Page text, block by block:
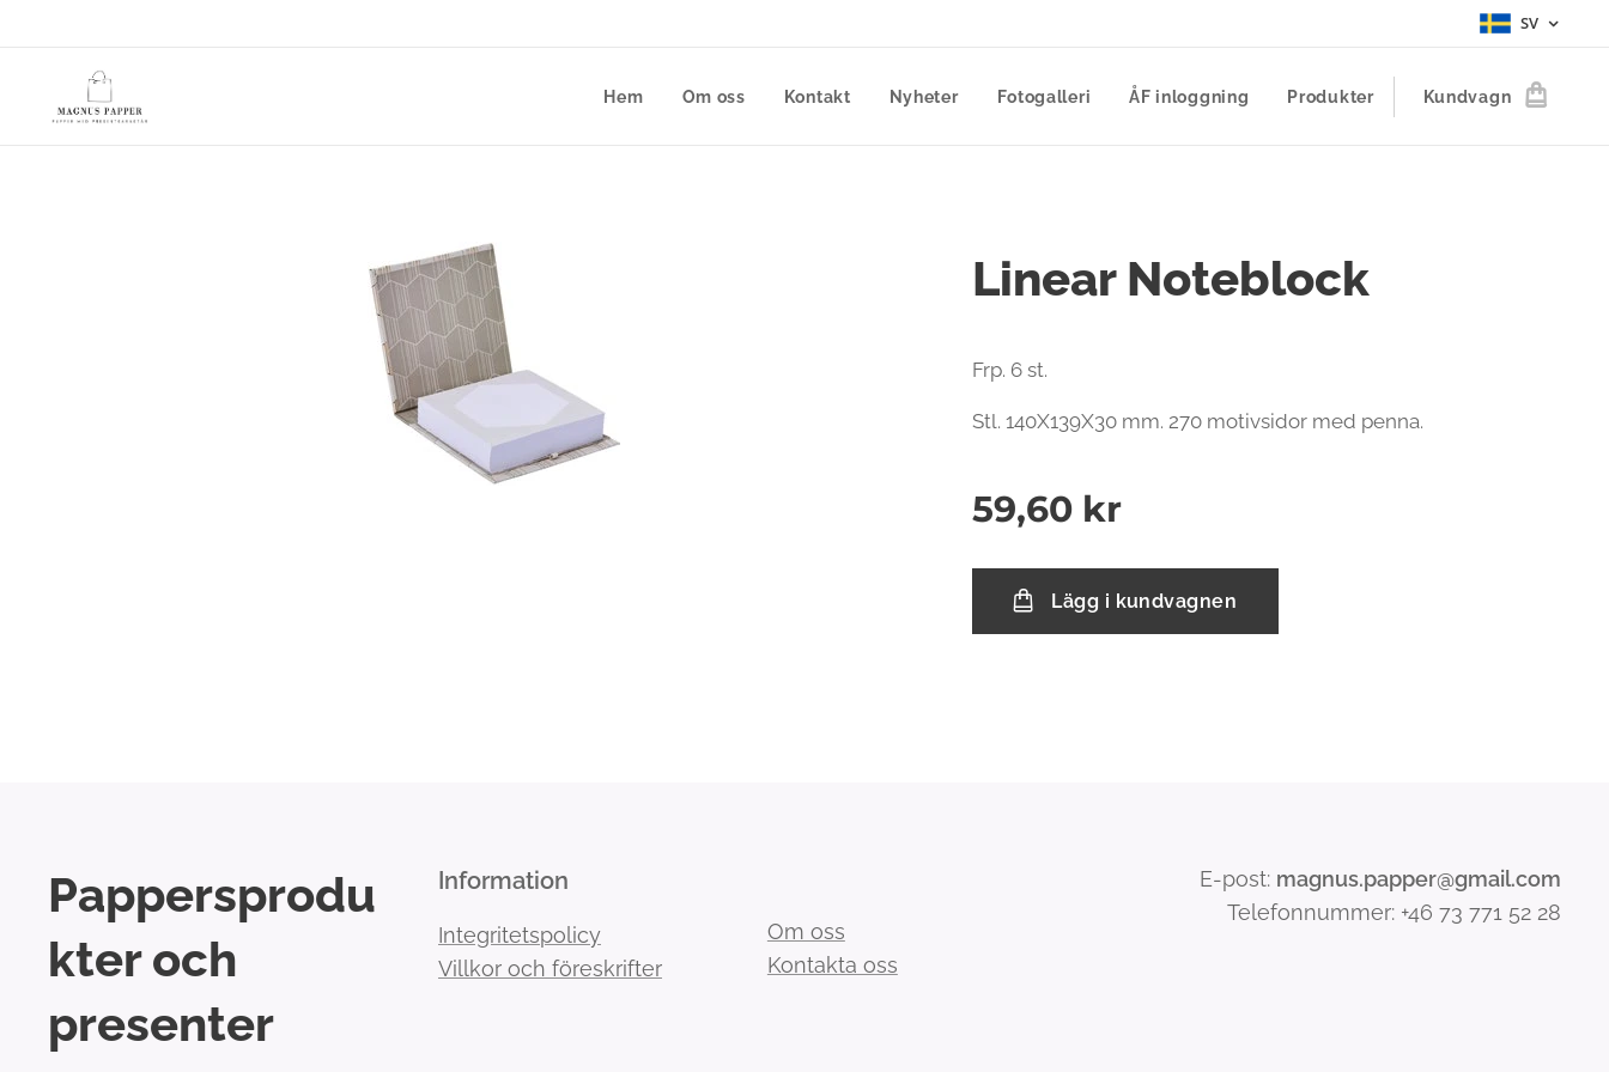
SV
Hem Om oss Kontakt Nyheter Fotogalleri ÅF inloggning Produkter Kundvagn
Linear Noteblock
Frp. 6 st.
Stl. 140X139X30 mm. 270 motivsidor med penna.
59,60 kr
Lägg i kundvagnen
Pappersprodu
kter och
presenter
Information
Integritetspolicy
Villkor och föreskrifter
Om oss
Kontakta oss
E-post: magnus.papper@gmail.com
Telefonnummer: +46 73 771 52 28